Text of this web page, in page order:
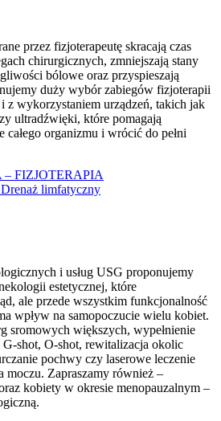
przez fizjoterapeutę skracają czas
chirurgicznych, zmniejszają stany
bólowe oraz przyspieszają
duży wybór zabiegów fizjoterapii
z wykorzystaniem urządzeń, takich jak
ultradźwięki, które pomagają
organizmu i wrócić do pełni
FIZJOTERAPIA
limfatyczny
i usług USG proponujemy
estetycznej, które
ale przede wszystkim funkcjonalność
wpływ na samopoczucie wielu kobiet.
sromowych większych, wypełnienie
shot, O-shot, rewitalizacja okolic
pochwy czy laserowe leczenie
moczu. Zapraszamy również –
kobiety w okresie menopauzalnym –